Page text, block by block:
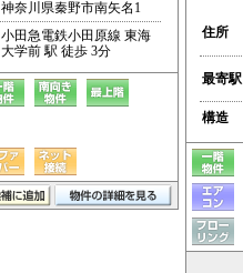
神奈川県秦野市南矢名1
小田急電鉄小田原線 東海
大学前 駅 徒歩 3分
住所
最寄駅
構造